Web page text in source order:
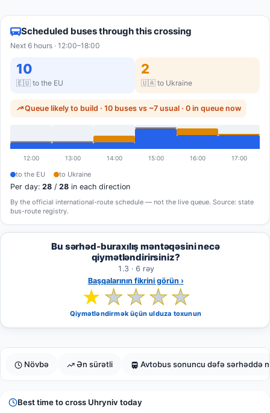
Növbə Ən sürətli Avtobus sonuncu dəfə sərhəddə
Scheduled buses through this crossing
Next 6 hours · 12:00–18:00
10
🇪🇺 to the EU
2
🇺🇦 to Ukraine
Queue likely to build · 10 buses vs ~7 usual · 0 in queue now
12:00 13:00 14:00 15:00 16:00 17:00
to the EU to Ukraine
Per day: 28 / 28 in each direction
By the official international-route schedule — not the live queue. Source: state
bus-route registry.
Bu sərhəd-buraxılış məntəqəsini necə
qiymətləndirirsiniz?
1.3 · 6 rəy
Başqalarının fikrini görün ›
★ ★★★★
Qiymətləndirmək üçün ulduza toxunun
Best time to cross Uhryniv today